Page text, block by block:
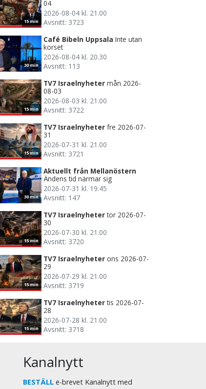
15 min
04
2026-08-04 kl. 21.00
Avsnitt: 3723
30 min
Café Bibeln Uppsala Inte utan
korset
2026-08-04 kl. 20.30
Avsnitt: 113
15 min
TV7 Israelnyheter mån 2026-
08-03
2026-08-03 kl. 21.00
Avsnitt: 3722
15 min
TV7 Israelnyheter fre 2026-07-
31
2026-07-31 kl. 21.00
Avsnitt: 3721
30 min
Aktuellt från Mellanöstern
Ändens tid närmar sig
2026-07-31 kl. 19.45
Avsnitt: 147
15 min
TV7 Israelnyheter tor 2026-07-
30
2026-07-30 kl. 21.00
Avsnitt: 3720
15 min
TV7 Israelnyheter ons 2026-07-
29
2026-07-29 kl. 21.00
Avsnitt: 3719
15 min
TV7 Israelnyheter tis 2026-07-
28
2026-07-28 kl. 21.00
Avsnitt: 3718
Kanalnytt
BESTÄLL e-brevet Kanalnytt med